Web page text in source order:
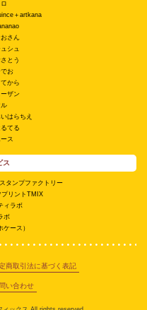
ロ
＋artkana
さん
ュシュ
さとう
お
から
ーザン
いはらちえ
てる
ス
ス
タンプファクトリー
プリントTMIX
ィラボ
ボ
ース）
商取引法に基づく表記
い合わせ